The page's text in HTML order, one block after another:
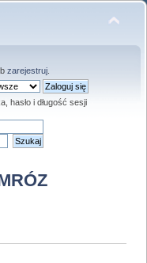
zarejestruj.
hasło i długość sesji